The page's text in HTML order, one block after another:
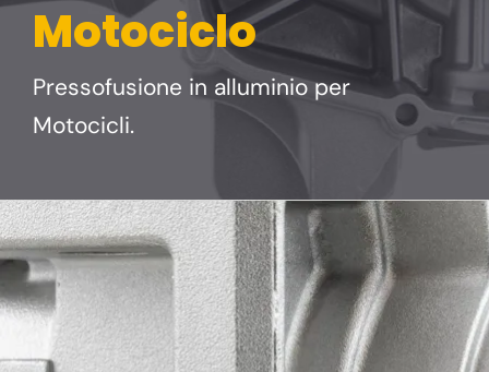
Motociclo
Pressofusione in alluminio per
Motocicli.